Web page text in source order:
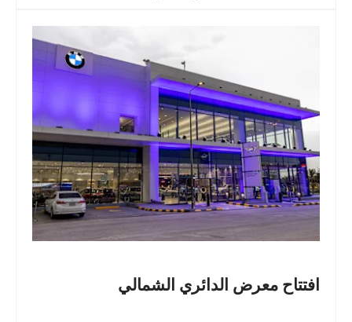
افتتاح معرض الدائري الشمالي